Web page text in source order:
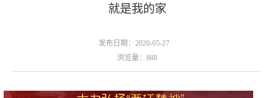
就是我的家
发布日期：2020-05-27
浏览量： 888